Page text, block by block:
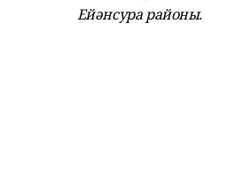
Ейәнсура районы.